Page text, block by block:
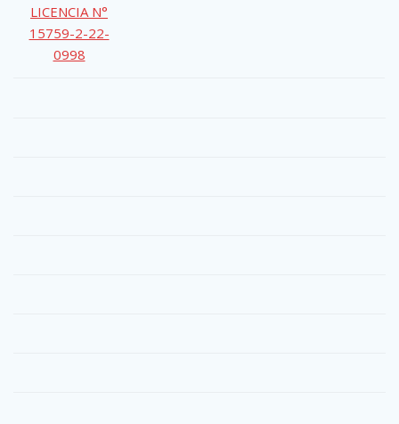
LICENCIA N°
15759-2-22-
0998